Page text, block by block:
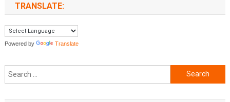
TRANSLATE:
Powered by Translate
Search for: